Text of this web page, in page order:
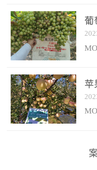
后期∶冲施、滴灌2.5-
亩/次配合大量元素水溶
一起使用，果实转色均
匀，口感好，糖度提高，
预防枝叶早衰。5、叶面喷
施︰浓度800-1500倍（1-
6kg/公顷，间隔10-14天一
次，喷1-3次。
葡
苹